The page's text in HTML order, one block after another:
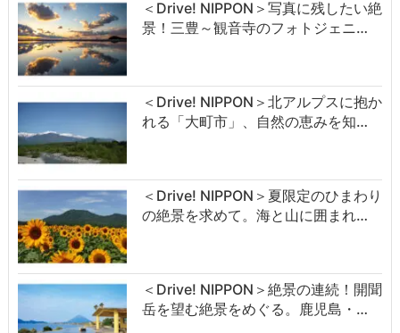
＜Drive! NIPPON＞写真に残したい絶
景！三豊～観音寺のフォトジェニ…
＜Drive! NIPPON＞北アルプスに抱か
れる「大町市」、自然の恵みを知…
＜Drive! NIPPON＞夏限定のひまわり
の絶景を求めて。海と山に囲まれ…
＜Drive! NIPPON＞絶景の連続！開聞
岳を望む絶景をめぐる。鹿児島・…